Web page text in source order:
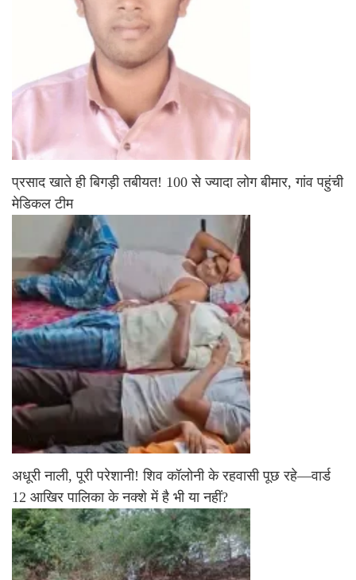
प्रसाद खाते ही बिगड़ी तबीयत! 100 से ज्यादा लोग बीमार, गांव पहुंची
मेडिकल टीम
अधूरी नाली, पूरी परेशानी! शिव कॉलोनी के रहवासी पूछ रहे—वार्ड
12 आखिर पालिका के नक्शे में है भी या नहीं?